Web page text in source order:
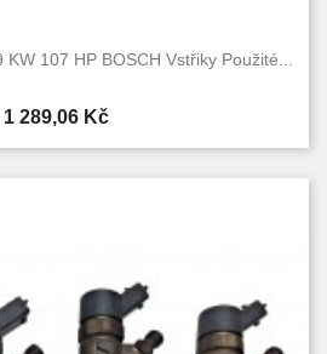
107 HP BOSCH Vstřiky Použité...
Cena
1 289,06 Kč